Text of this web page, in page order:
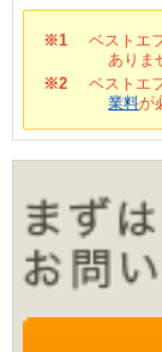
※1
ベストエ
ありま
※2
ベストエ
業料が